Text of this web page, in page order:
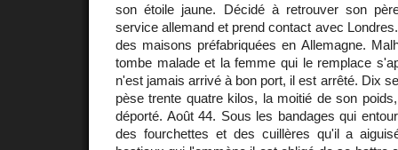
son étoile jaune. Décidé à retrouver son
service allemand et prend contact avec
des maisons préfabriquées en Allemagne.
tombe malade et la femme qui le remplace
n'est jamais arrivé à bon port, il est arrêté. Dix
pèse trente quatre kilos, la moitié de son
déporté. Août 44. Sous les bandages qui
des fourchettes et des cuillères qu'il a